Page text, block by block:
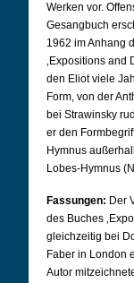
Werken vor.
Gesangbuch
1962 im Anhang
‚Expositions and
den Eliot viele
Form, von der
bei Strawinsky
er den
Hymnus
Lobes-Hymnus
Fassungen: Der
des Buches
gleichzeitig bei
Faber in London
Autor